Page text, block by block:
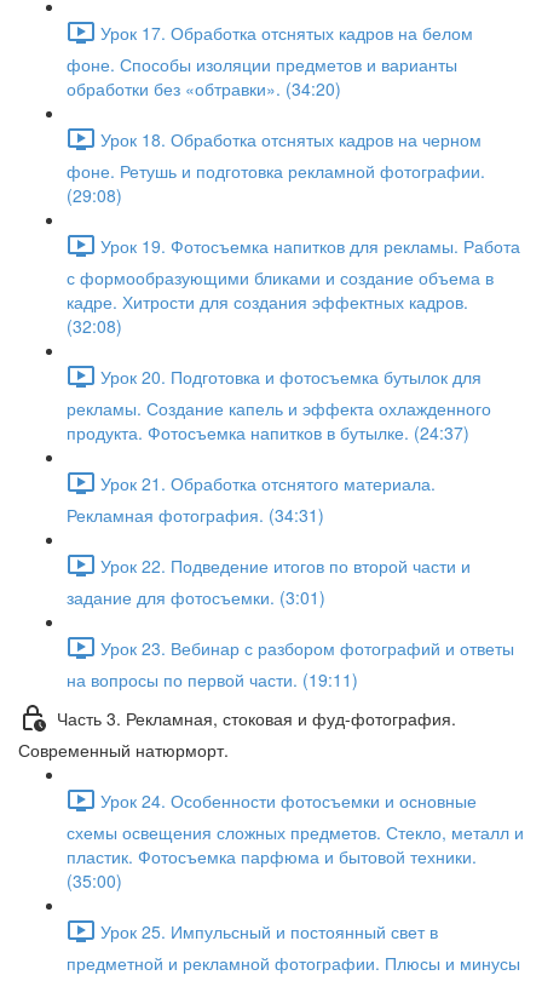
Урок 17. Обработка отснятых кадров на белом
фоне. Способы изоляции предметов и варианты
обработки без «обтравки». (34:20)
Урок 18. Обработка отснятых кадров на черном
фоне. Ретушь и подготовка рекламной фотографии.
(29:08)
Урок 19. Фотосъемка напитков для рекламы. Работа
с формообразующими бликами и создание объема в
кадре. Хитрости для создания эффектных кадров.
(32:08)
Урок 20. Подготовка и фотосъемка бутылок для
рекламы. Создание капель и эффекта охлажденного
продукта. Фотосъемка напитков в бутылке. (24:37)
Урок 21. Обработка отснятого материала.
Рекламная фотография. (34:31)
Урок 22. Подведение итогов по второй части и
задание для фотосъемки. (3:01)
Урок 23. Вебинар с разбором фотографий и ответы
на вопросы по первой части. (19:11)
Часть 3. Рекламная, стоковая и фуд-фотография.
Современный натюрморт.
Урок 24. Особенности фотосъемки и основные
схемы освещения сложных предметов. Стекло, металл и
пластик. Фотосъемка парфюма и бытовой техники.
(35:00)
Урок 25. Импульсный и постоянный свет в
предметной и рекламной фотографии. Плюсы и минусы